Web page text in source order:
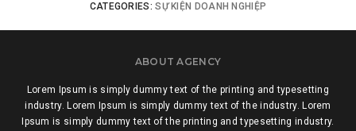
CATEGORIES:SỰ KIỆN DOANH NGHIỆP
ABOUT AGENCY
Lorem Ipsum is simply dummy text of the printing and typesetting
industry. Lorem Ipsum is simply dummy text of the industry. Lorem
Ipsum is simply dummy text of the printing and typesetting industry.